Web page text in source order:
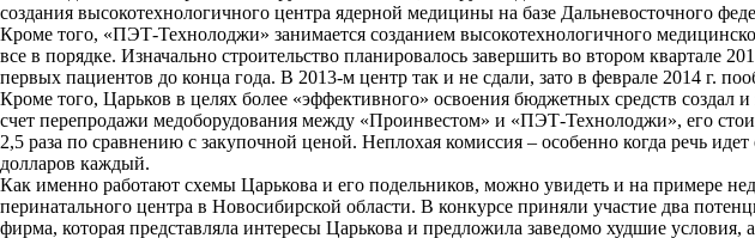
создания высокотехнологичного центра ядерной медицины на базе Дальневосточного
Кроме того, «ПЭТ-Технолоджи» занимается созданием высокотехнологичного
все в порядке. Изначально строительство планировалось завершить во втором квартале
первых пациентов до конца года. В 2013-м центр так и не сдали, зато в феврале 2014 г.
Кроме того, Царьков в целях более «эффективного» освоения бюджетных средств
счет перепродажи медоборудования между «Проинвестом» и «ПЭТ-Технолоджи», его
2,5 раза по сравнению с закупочной ценой. Неплохая комиссия – особенно когда речь
долларов каждый.
Как именно работают схемы Царькова и его подельников, можно увидеть и на примере
перинатального центра в Новосибирской области. В конкурсе приняли участие два
фирма, которая представляла интересы Царькова и предложила заведомо худшие условия,